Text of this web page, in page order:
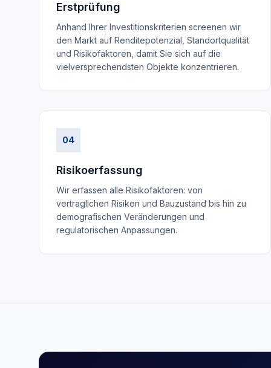
Erstprüfung
Anhand Ihrer Investitionskriterien screenen wir
den Markt auf Renditepotenzial, Standortqualität
und Risikofaktoren, damit Sie sich auf die
vielversprechendsten Objekte konzentrieren.
04
Risikoerfassung
Wir erfassen alle Risikofaktoren: von
vertraglichen Risiken und Bauzustand bis hin zu
demografischen Veränderungen und
regulatorischen Anpassungen.